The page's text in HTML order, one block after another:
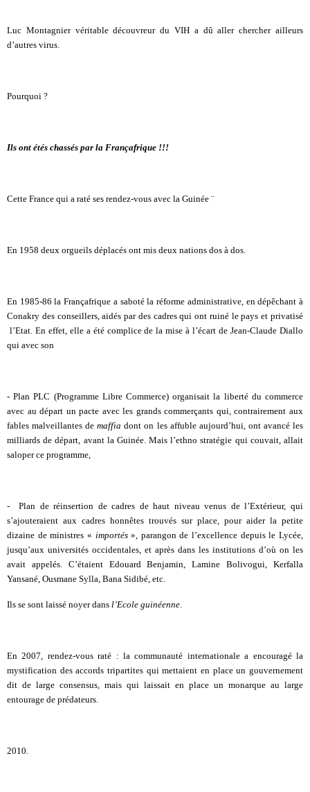
Luc Montagnier véritable découvreur du VIH a dû aller chercher ailleurs
d’autres virus.
Pourquoi ?
Ils ont étés chassés par la Françafrique !!!
Cette France qui a raté ses rendez-vous avec la Guinée ¨
En 1958 deux orgueils déplacés ont mis deux nations dos à dos.
En 1985-86 la Françafrique a saboté la réforme administrative, en dépêchant à
Conakry des conseillers, aidés par des cadres qui ont ruiné le pays et privatisé
l’Etat. En effet, elle a été complice de la mise à l’écart de Jean-Claude Diallo
qui avec son
- Plan PLC (Programme Libre Commerce) organisait la liberté du commerce
avec au départ un pacte avec les grands commerçants qui, contrairement aux
fables malveillantes demaffia dont on les affuble aujourd’hui, ont avancé les
milliards de départ, avant la Guinée. Mais l’ethno stratégie qui couvait, allait
saloper ce programme,
- Plan de réinsertion de cadres de haut niveau venus de l’Extérieur, qui
s’ajouteraient aux cadres honnêtes trouvés sur place, pour aider la petite
dizaine de ministres « importés», parangon de l’excellence depuis le Lycée,
jusqu’aux universités occidentales, et après dans les institutions d’où on les
avait appelés. C’étaient Edouard Benjamin, Lamine Bolivogui, Kerfalla
Yansané, Ousmane Sylla, Bana Sidibé, etc.
Ils se sont laissé noyer dans l’Ecole guinéenne.
En 2007, rendez-vous raté : la communauté internationale a encouragé la
mystification des accords tripartites qui mettaient en place un gouvernement
dit de large consensus, mais qui laissait en place un monarque au large
entourage de prédateurs.
2010.